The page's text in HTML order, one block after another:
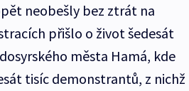
neobešly bez ztrát na
přišlo o život šedesát
města Hamá, kde
tisíc demonstrantů, z nichž